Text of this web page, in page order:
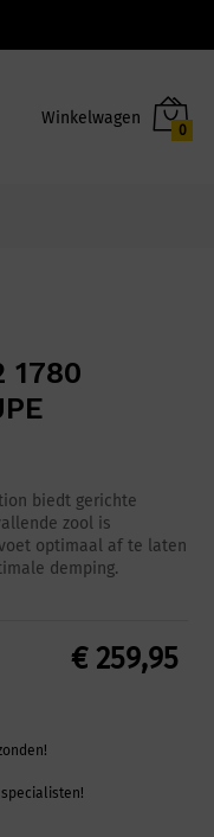
0
1780
biedt gerichte
zool is
optimaal af te laten
demping.
€259,95